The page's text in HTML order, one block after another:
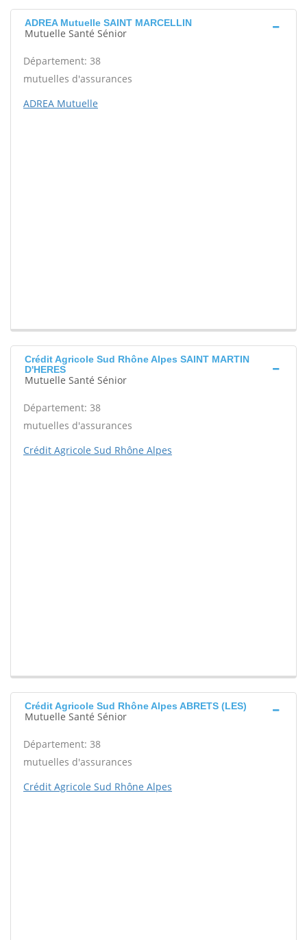
ADREA Mutuelle SAINT MARCELLIN
Mutuelle Santé Sénior
Département: 38
mutuelles d'assurances
ADREA Mutuelle
Crédit Agricole Sud Rhône Alpes SAINT MARTIN
D'HERES
Mutuelle Santé Sénior
Département: 38
mutuelles d'assurances
Crédit Agricole Sud Rhône Alpes
Crédit Agricole Sud Rhône Alpes ABRETS (LES)
Mutuelle Santé Sénior
Département: 38
mutuelles d'assurances
Crédit Agricole Sud Rhône Alpes